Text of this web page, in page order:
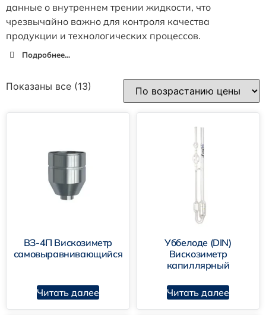
данные о внутреннем трении жидкости, что
чрезвычайно важно для контроля качества
продукции и технологических процессов.
Подробнее...
Показаны все (13)
ВЗ-4П Вискозиметр
самовыравнивающийся
Читать далее
Уббелоде (DIN)
Вискозиметр
капиллярный
Читать далее